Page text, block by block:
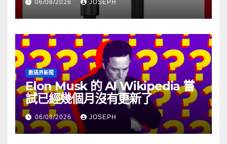
06/08/2026 JOSEPH
數碼界新聞
Elon Musk 的 AI Wikipedia 嘗
試已經幾個月沒有更新了
06/08/2026 JOSEPH